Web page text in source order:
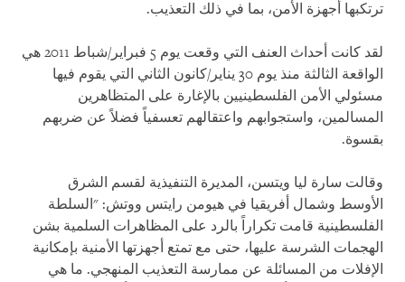
ترتكبها أجهزة الأمن، بما في ذلك التعذيب.
لقد كانت أحداث العنف التي وقعت يوم 5 فبراير/شباط 2011 هي
الواقعة الثالثة منذ يوم 30 يناير/كانون الثاني التي يقوم فيها
مسئولي الأمن الفلسطينيين بالإغارة على المتظاهرين
المسالمين، واستجوابهم واعتقالهم تعسفياً فضلاً عن ضربهم
بقسوة.
وقالت سارة ليا ويتسن، المديرة التنفيذية لقسم الشرق
الأوسط وشمال أفريقيا في هيومن رايتس ووتش: "السلطة
الفلسطينية قامت تكراراً بالرد على المظاهرات السلمية بشن
الهجمات الشرسة عليها، حتى مع تمتع أجهزتها الأمنية بإمكانية
الإفلات من المسائلة عن ممارسة التعذيب المنهجي. ما هي